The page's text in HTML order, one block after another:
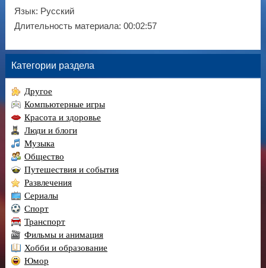
Язык: Русский
Длительность материала: 00:02:57
Категории раздела
Другое
Компьютерные игры
Красота и здоровье
Люди и блоги
Музыка
Общество
Путешествия и события
Развлечения
Сериалы
Спорт
Транспорт
Фильмы и анимация
Хобби и образование
Юмор